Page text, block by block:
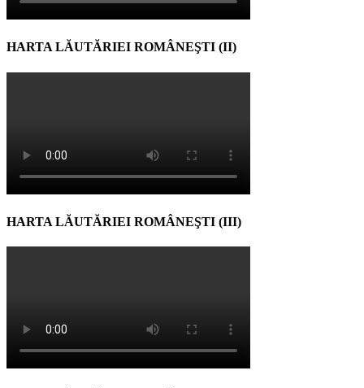
HARTA LĂUTĂRIEI ROMÂNEŞTI (II)
HARTA LĂUTĂRIEI ROMÂNEŞTI (III)